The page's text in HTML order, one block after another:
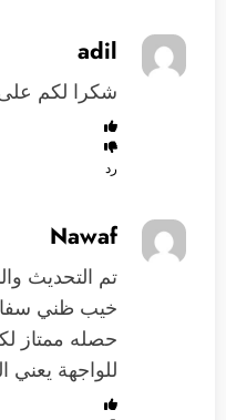
adil
شكرا لكم
رد
Nawaf
تم التحديث
خيب ظني
حصله ممتاز
للواجهة يعني